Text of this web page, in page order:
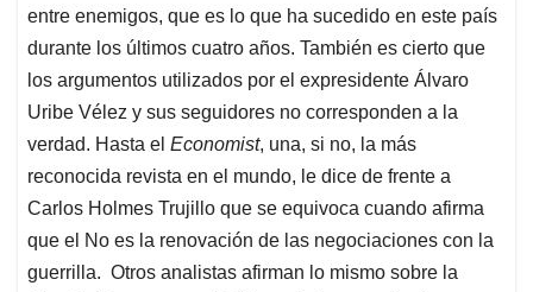
entre enemigos, que es lo que ha sucedido en este país
durante los últimos cuatro años. También es cierto que
los argumentos utilizados por el expresidente Álvaro
Uribe Vélez y sus seguidores no corresponden a la
verdad. Hasta el Economist, una, si no, la más
reconocida revista en el mundo, le dice de frente a
Carlos Holmes Trujillo que se equivoca cuando afirma
que el No es la renovación de las negociaciones con la
guerrilla. Otros analistas afirman lo mismo sobre la